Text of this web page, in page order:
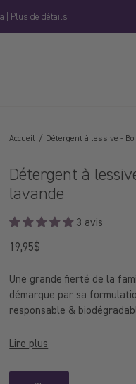
| Plus de détails
Accueil Détergent à lessive -
Détergent à
lavande
3 avis
19,95$
Une grande fierté de la
démarque par sa
responsable &
Lire plus